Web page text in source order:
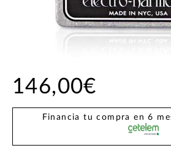
146,00€
Financia tu compra en 6